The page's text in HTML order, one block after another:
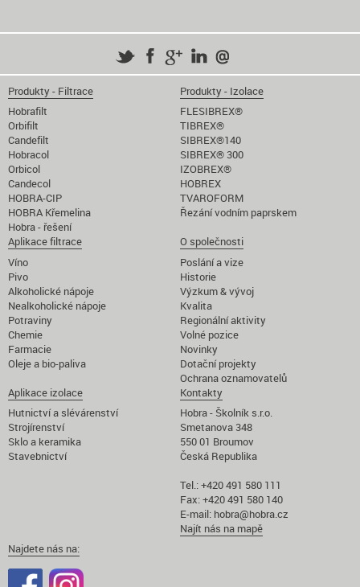
Produkty - Filtrace
Hobrafilt
Orbifilt
Candefilt
Hobracol
Orbicol
Candecol
HOBRA-CIP
HOBRA Křemelina
Hobra - řešení
Produkty - Izolace
FLESIBREX®
TIBREX®
SIBREX®140
SIBREX® 300
IZOBREX®
HOBREX
TVAROFORM
Řezání vodním paprskem
Aplikace filtrace
Víno
Pivo
Alkoholické nápoje
Nealkoholické nápoje
Potraviny
Chemie
Farmacie
Oleje a bio-paliva
Aplikace izolace
Hutnictví a slévárenství
Strojírenství
Sklo a keramika
Stavebnictví
O společnosti
Poslání a vize
Historie
Výzkum & vývoj
Kvalita
Regionální aktivity
Volné pozice
Novinky
Dotační projekty
Ochrana oznamovatelů
Kontakty
Hobra - Školník s.r.o.
Smetanova 348
550 01 Broumov
Česká Republika
Tel.: +420 491 580 111
Fax: +420 491 580 140
E-mail: hobra@hobra.cz
Najít nás na mapě
Najdete nás na: